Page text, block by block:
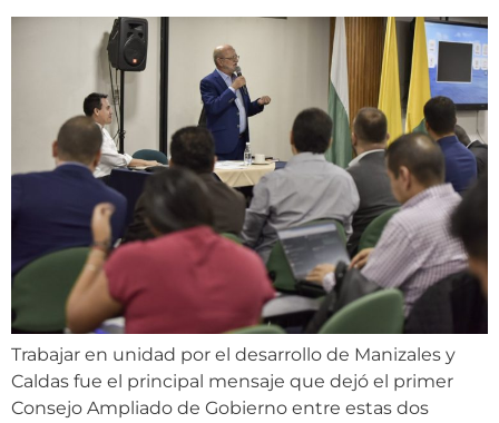
Trabajar en unidad por el desarrollo de Manizales y
Caldas fue el principal mensaje que dejó el primer
Consejo Ampliado de Gobierno entre estas dos